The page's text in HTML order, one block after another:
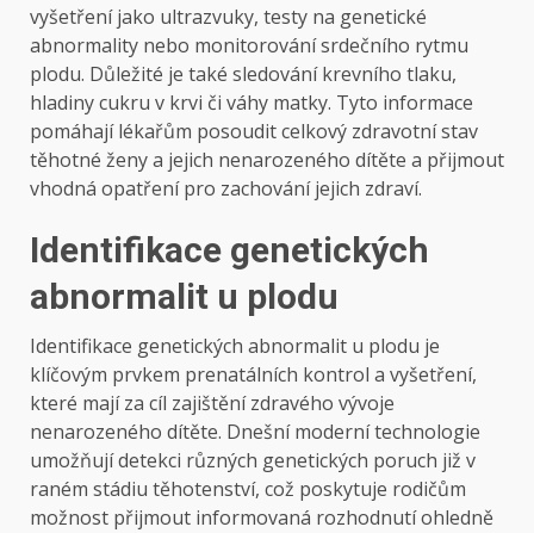
vyšetření jako ultrazvuky, testy na genetické
abnormality nebo monitorování srdečního rytmu
plodu. Důležité je také sledování krevního tlaku,
hladiny cukru v krvi či váhy matky. Tyto informace
pomáhají lékařům posoudit celkový zdravotní stav
těhotné ženy a jejich nenarozeného dítěte a přijmout
vhodná opatření pro zachování jejich zdraví.
Identifikace genetických
abnormalit u plodu
Identifikace genetických abnormalit u plodu je
klíčovým prvkem prenatálních kontrol a vyšetření,
které mají za cíl zajištění zdravého vývoje
nenarozeného dítěte. Dnešní moderní technologie
umožňují detekci různých genetických poruch již v
raném stádiu těhotenství, což poskytuje rodičům
možnost přijmout informovaná rozhodnutí ohledně